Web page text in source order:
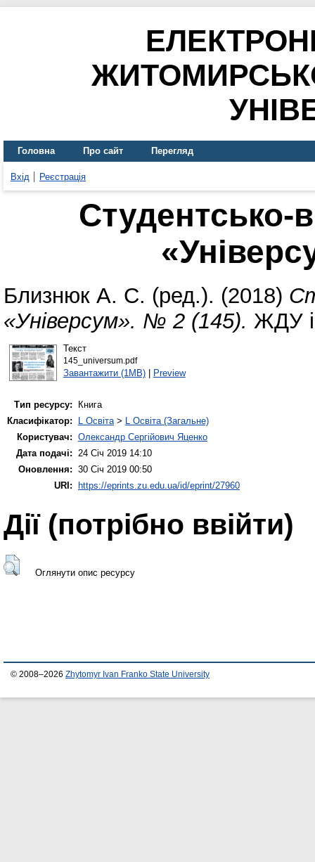
Головна Про сайт Перегляд
Вхід Реєстрація
Студентсько-
Близнюк А. С. (ред.). (2018)
«Універсум». № 2 (145). ЖДУ
Текст
145_universum.pdf
Завантажити (1MB)| Preview
Тип ресурсу:
Книга
Класифікатор:
L Освіта> L Освіта (Загальне)
Користувач: Олександр Сергійович Яценко
Дата подачі: 24 Січ 2019 14:10
Оновлення: 30 Січ 2019 00:50
URI:
https://eprints.zu.edu.ua/id/eprint/27960
Дії ​​(потрібно ввійти)
Оглянути опис ресурсу
© 2008–2026 Zhytomyr Ivan Franko State University